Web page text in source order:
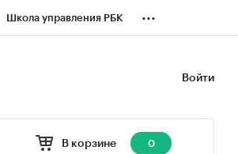
Школа управления РБК ...
Войти
В корзине 0